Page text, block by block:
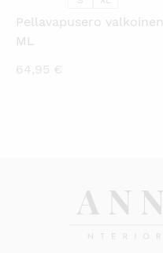
Pellavapusero valkoinen
ML
64,95 €